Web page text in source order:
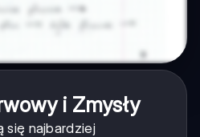
i Zmysły
się najbardziej